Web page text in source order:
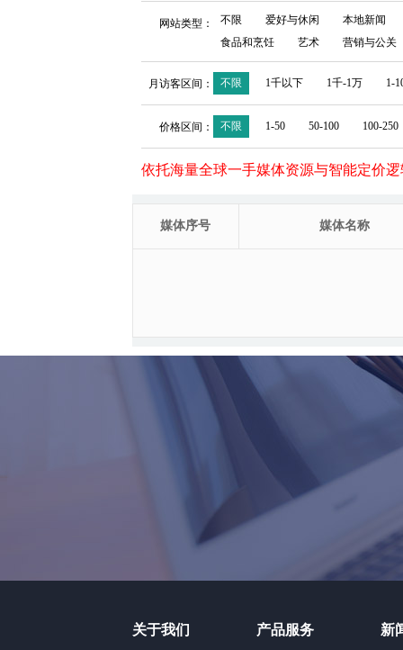
网站类型： 不限 爱好与休闲
本地新闻
食品和烹饪
艺术 营销与公关
月访客区间： 不限 1千以下 1千-1万 1-
价格区间： 不限 1-50 50-100 100-250
依托海量全球一手媒体资源与智能定价
媒体序号 媒体名称
关于我们 产品服务 新